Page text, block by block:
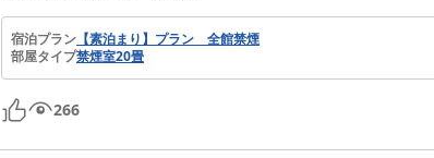
宿泊プラン 【素泊まり】プラン 全館禁煙
部屋タイプ禁煙室20畳
266